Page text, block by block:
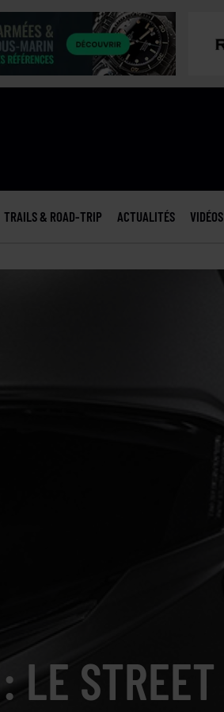
TRAILS & ROAD-TRIP ACTUALITÉS VIDÉOS
: LE STREET